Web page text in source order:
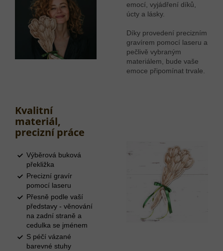
emocí, vyjádření díků,
úcty a lásky.
Díky provedení precizním
gravírem pomocí laseru a
pečlivě vybraným
materiálem, bude vaše
emoce připomínat trvale.
Kvalitní
materiál,
precizní práce
Výběrová buková
překližka
Precizní gravír
pomocí laseru
Přesně podle vaší
představy - věnování
na zadní straně a
cedulka se jménem
S péčí vázané
barevné stuhy